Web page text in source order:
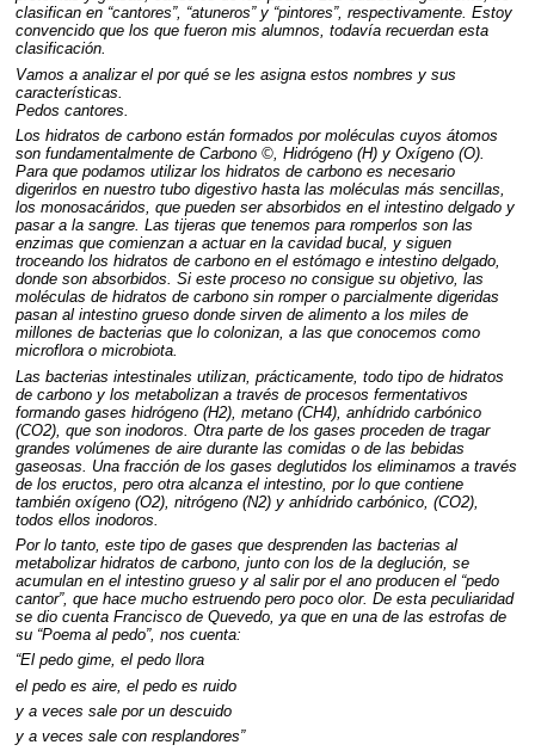
clasifican en “cantores”, “atuneros” y “pintores”, respectivamente. Estoy
convencido que los que fueron mis alumnos, todavía recuerdan esta
clasificación.
Vamos a analizar el por qué se les asigna estos nombres y sus
características.
Pedos cantores.
Los hidratos de carbono están formados por moléculas cuyos átomos
son fundamentalmente de Carbono ©, Hidrógeno (H) y Oxígeno (O).
Para que podamos utilizar los hidratos de carbono es necesario
digerirlos en nuestro tubo digestivo hasta las moléculas más sencillas,
los monosacáridos, que pueden ser absorbidos en el intestino delgado y
pasar a la sangre. Las tijeras que tenemos para romperlos son las
enzimas que comienzan a actuar en la cavidad bucal, y siguen
troceando los hidratos de carbono en el estómago e intestino delgado,
donde son absorbidos. Si este proceso no consigue su objetivo, las
moléculas de hidratos de carbono sin romper o parcialmente digeridas
pasan al intestino grueso donde sirven de alimento a los miles de
millones de bacterias que lo colonizan, a las que conocemos como
microflora o microbiota.
Las bacterias intestinales utilizan, prácticamente, todo tipo de hidratos
de carbono y los metabolizan a través de procesos fermentativos
formando gases hidrógeno (H2), metano (CH4), anhídrido carbónico
(CO2), que son inodoros. Otra parte de los gases proceden de tragar
grandes volúmenes de aire durante las comidas o de las bebidas
gaseosas. Una fracción de los gases deglutidos los eliminamos a través
de los eructos, pero otra alcanza el intestino, por lo que contiene
también oxígeno (O2), nitrógeno (N2) y anhídrido carbónico, (CO2),
todos ellos inodoros.
Por lo tanto, este tipo de gases que desprenden las bacterias al
metabolizar hidratos de carbono, junto con los de la deglución, se
acumulan en el intestino grueso y al salir por el ano producen el “pedo
cantor”, que hace mucho estruendo pero poco olor. De esta peculiaridad
se dio cuenta Francisco de Quevedo, ya que en una de las estrofas de
su “Poema al pedo”, nos cuenta:
“El pedo gime, el pedo llora
el pedo es aire, el pedo es ruido
y a veces sale por un descuido
y a veces sale con resplandores”